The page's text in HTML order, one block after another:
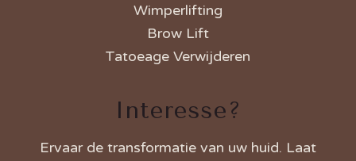
Wimperlifting
Brow Lift
Tatoeage Verwijderen
Interesse?
Ervaar de transformatie van uw huid. Laat